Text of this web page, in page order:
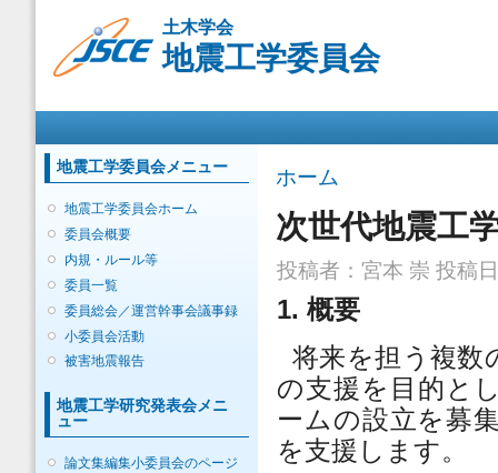
動
土木学会
地震工学委員会
地震工学委員会メニュー
地震工学委員会ホーム
委員会概要
内規・ルール等
委員一覧
委員総会／運営幹事会議事録
小委員会活動
被害地震報告
地震工学研究発表会メニ
ュー
論文集編集小委員会のページ
現在地
ホーム
次世代地震工
投稿者： 宮本 崇 投稿
1. 概要
将来を担う複数
の支援を目的と
ームの設立を募
を支援します。